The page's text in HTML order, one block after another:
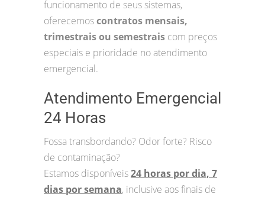
funcionamento de seus sistemas,
oferecemoscontratos mensais,
trimestrais ou semestrais com preços
especiais e prioridade no atendimento
emergencial.
Atendimento Emergencial
24 Horas
Fossa transbordando? Odor forte? Risco
de contaminação?
Estamos disponíveis24 horas por dia, 7
dias por semana, inclusive aos finais de